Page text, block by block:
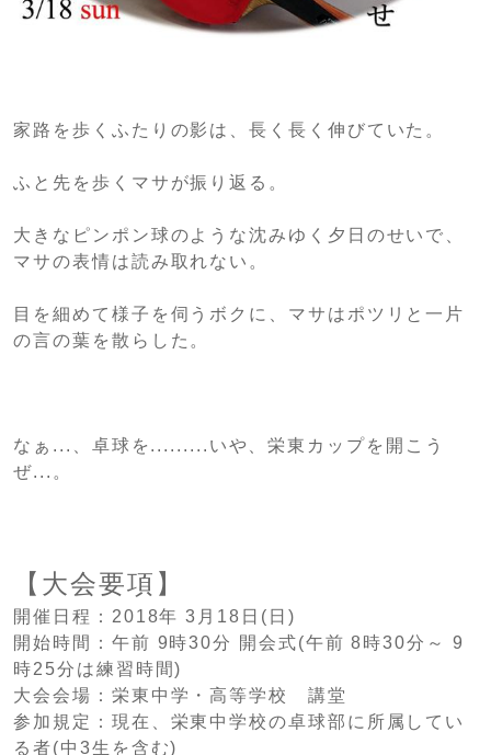
家路を歩くふたりの影は、長く長く伸びていた。
ふと先を歩くマサが振り返る。
大きなピンポン球のような沈みゆく夕日のせいで、
マサの表情は読み取れない。
目を細めて様子を伺うボクに、マサはポツリと一片
の言の葉を散らした。
なぁ...、卓球を.........いや、栄東カップを開こう
ぜ...。
【大会要項】
開催日程：2018年 3月18日(日)
開始時間：午前 9時30分 開会式(午前 8時30分～ 9
時25分は練習時間)
大会会場：栄東中学・高等学校 講堂
参加規定：現在、栄東中学校の卓球部に所属してい
る者(中3生を含む)